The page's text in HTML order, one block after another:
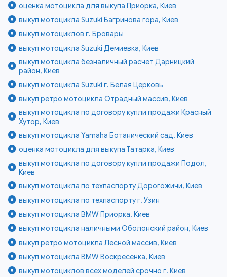
оценка мотоцикла для выкупа Приорка, Киев
выкуп мотоцикла Suzuki Багринова гора, Киев
выкуп мотоциклов г. Бровары
выкуп мотоцикла Suzuki Демиевка, Киев
выкуп мотоцикла безналичный расчет Дарницкий
район, Киев
выкуп мотоцикла Suzuki г. Белая Церковь
выкуп ретро мотоцикла Отрадный массив, Киев
выкуп мотоцикла по договору купли продажи Красный
Хутор, Киев
выкуп мотоцикла Yamaha Ботанический сад, Киев
оценка мотоцикла для выкупа Татарка, Киев
выкуп мотоцикла по договору купли продажи Подол,
Киев
выкуп мотоцикла по техпаспорту Дорогожичи, Киев
выкуп мотоцикла по техпаспорту г. Узин
выкуп мотоцикла BMW Приорка, Киев
выкуп мотоцикла наличными Оболонский район, Киев
выкуп ретро мотоцикла Лесной массив, Киев
выкуп мотоцикла BMW Воскресенка, Киев
выкуп мотоциклов всех моделей срочно г. Киев